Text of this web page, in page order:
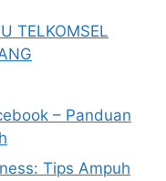
TELKOMSEL
– Panduan
Tips Ampuh